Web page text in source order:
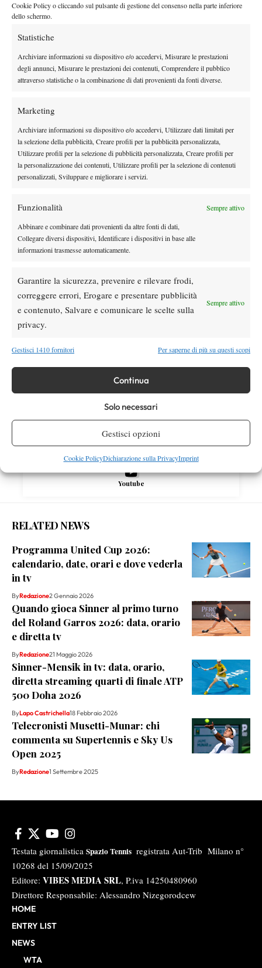
Cookie Policy o cliccando sul pulsante di gestione del consenso nella parte inferiore
dello schermo.
Statistiche
Archiviare informazioni su dispositivo e/o accedervi, Misurare le prestazioni
degli annunci, Misurare le prestazioni dei contenuti, Comprendere il pubblico
attraverso statistiche o la combinazione di dati provenienti da fonti diverse.
Marketing
Archiviare informazioni su dispositivo e/o accedervi, Utilizzare dati limitati per
la selezione della pubblicità, Creare profili per la pubblicità personalizzata,
Utilizzare profili per la selezione di pubblicità personalizzata, Creare profili per
la personalizzazione dei contenuti, Utilizzare profili per la selezione di contenuti
personalizzati, Sviluppare e migliorare i servizi.
Funzionalità Sempre attivo
Abbinare e combinare dati provenienti da altre fonti di dati,
Collegare diversi dispositivi, Identificare i dispositivi in base alle
informazioni trasmesse automaticamente.
Garantire la sicurezza, prevenire e rilevare frodi,
correggere errori, Erogare e presentare pubblicità
e contenuto, Salvare e comunicare le scelte sulla
privacy.
Sempre attivo
Gestisci 1410 fornitori Per saperne di più su questi scopi
Continua
Solo necessari
Gestisci opzioni
Cookie PolicyDichiarazione sulla PrivacyImprint
Atp News
Masters 1000 Montreal 2026: programma,
orario e ordine di gioco venerdì 7 agosto.
Masters 1000 Montreal 2026: Darderi
rimonta Shang e vola agli ottavi
News
News Wta
WTA 1000 Toronto 2026: pioggia pesante,
SOCIAL
Instagram
Youtube
RELATED NEWS
Programma United Cup 2026:
calendario, date, orari e dove vederla
in tv
ByRedazione2 Gennaio 2026
Quando gioca Sinner al primo turno
del Roland Garros 2026: data, orario
e diretta tv
ByRedazione21 Maggio 2026
Sinner-Mensik in tv: data, orario,
diretta streaming quarti di finale ATP
500 Doha 2026
ByLapo Castrichella18 Febbraio 2026
Telecronisti Musetti-Munar: chi
commenta su Supertennis e Sky Us
Open 2025
ByRedazione1 Settembre 2025
Testata giornalistica Spazio Tennis registrata Aut-Trib Milano n°
10268 del 15/09/2025
Editore: VIBES MEDIA SRL, P.iva 14250480960
Direttore Responsabile: Alessandro Nizegorodcew
HOME
ENTRY LIST
NEWS
WTA